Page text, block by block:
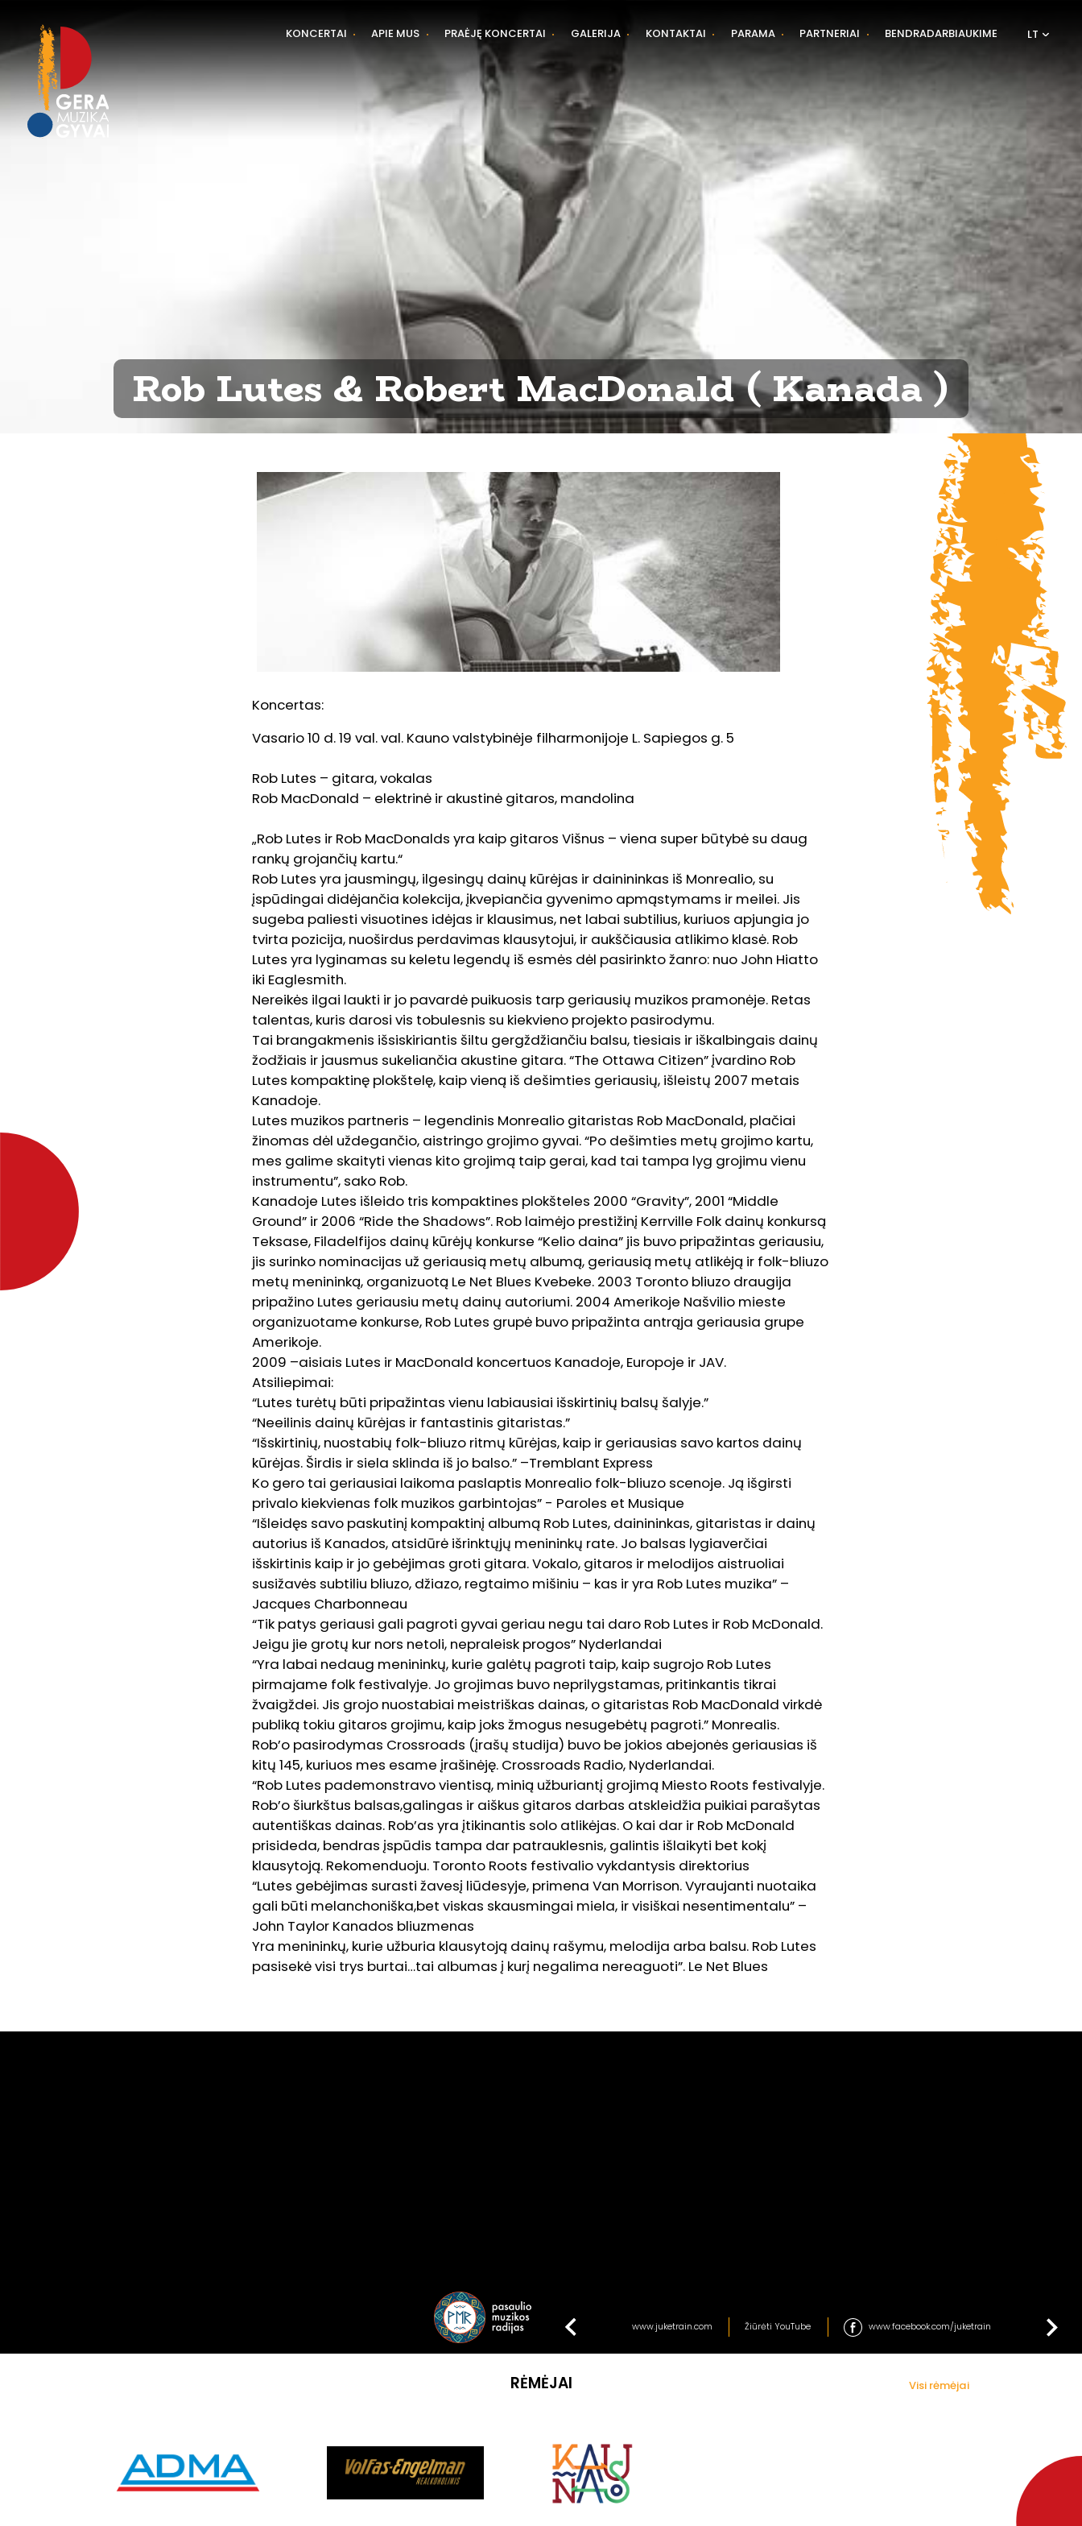
LT
KONCERTAI APIE MUS PRAĖJĘ KONCERTAI GALERIJA KONTAKTAI PARAMA PARTNERIAI BENDRADARBIAUKIME
Rob Lutes & Robert MacDonald ( Kanada )
Koncertas:
Vasario 10 d. 19 val. val. Kauno valstybinėje filharmonijoje L. Sapiegos g. 5
Rob Lutes – gitara, vokalas
Rob MacDonald – elektrinė ir akustinė gitaros, mandolina
„Rob Lutes ir Rob MacDonalds yra kaip gitaros Višnus – viena super būtybė su daug
rankų grojančių kartu.“
Rob Lutes yra jausmingų, ilgesingų dainų kūrėjas ir dainininkas iš Monrealio, su
įspūdingai didėjančia kolekcija, įkvepiančia gyvenimo apmąstymams ir meilei. Jis
sugeba paliesti visuotines idėjas ir klausimus, net labai subtilius, kuriuos apjungia jo
tvirta pozicija, nuoširdus perdavimas klausytojui, ir aukščiausia atlikimo klasė. Rob
Lutes yra lyginamas su keletu legendų iš esmės dėl pasirinkto žanro: nuo John Hiatto
iki Eaglesmith.
Nereikės ilgai laukti ir jo pavardė puikuosis tarp geriausių muzikos pramonėje. Retas
talentas, kuris darosi vis tobulesnis su kiekvieno projekto pasirodymu.
Tai brangakmenis išsiskiriantis šiltu gergždžiančiu balsu, tiesiais ir iškalbingais dainų
žodžiais ir jausmus sukeliančia akustine gitara. “The Ottawa Citizen” įvardino Rob
Lutes kompaktinę plokštelę, kaip vieną iš dešimties geriausių, išleistų 2007 metais
Kanadoje.
Lutes muzikos partneris – legendinis Monrealio gitaristas Rob MacDonald, plačiai
žinomas dėl uždegančio, aistringo grojimo gyvai. “Po dešimties metų grojimo kartu,
mes galime skaityti vienas kito grojimą taip gerai, kad tai tampa lyg grojimu vienu
instrumentu”, sako Rob.
Kanadoje Lutes išleido tris kompaktines plokšteles 2000 “Gravity”, 2001 “Middle
Ground” ir 2006 “Ride the Shadows”. Rob laimėjo prestižinį Kerrville Folk dainų konkursą
Teksase, Filadelfijos dainų kūrėjų konkurse “Kelio daina” jis buvo pripažintas geriausiu,
jis surinko nominacijas už geriausią metų albumą, geriausią metų atlikėją ir folk-bliuzo
metų menininką, organizuotą Le Net Blues Kvebeke. 2003 Toronto bliuzo draugija
pripažino Lutes geriausiu metų dainų autoriumi. 2004 Amerikoje Našvilio mieste
organizuotame konkurse, Rob Lutes grupė buvo pripažinta antrąja geriausia grupe
Amerikoje.
2009 –aisiais Lutes ir MacDonald koncertuos Kanadoje, Europoje ir JAV.
Atsiliepimai:
“Lutes turėtų būti pripažintas vienu labiausiai išskirtinių balsų šalyje.”
“Neeilinis dainų kūrėjas ir fantastinis gitaristas.”
“Išskirtinių, nuostabių folk-bliuzo ritmų kūrėjas, kaip ir geriausias savo kartos dainų
kūrėjas. Širdis ir siela sklinda iš jo balso.” –Tremblant Express
Ko gero tai geriausiai laikoma paslaptis Monrealio folk-bliuzo scenoje. Ją išgirsti
privalo kiekvienas folk muzikos garbintojas” - Paroles et Musique
“Išleidęs savo paskutinį kompaktinį albumą Rob Lutes, dainininkas, gitaristas ir dainų
autorius iš Kanados, atsidūrė išrinktųjų menininkų rate. Jo balsas lygiaverčiai
išskirtinis kaip ir jo gebėjimas groti gitara. Vokalo, gitaros ir melodijos aistruoliai
susižavės subtiliu bliuzo, džiazo, regtaimo mišiniu – kas ir yra Rob Lutes muzika” –
Jacques Charbonneau
“Tik patys geriausi gali pagroti gyvai geriau negu tai daro Rob Lutes ir Rob McDonald.
Jeigu jie grotų kur nors netoli, nepraleisk progos” Nyderlandai
“Yra labai nedaug menininkų, kurie galėtų pagroti taip, kaip sugrojo Rob Lutes
pirmajame folk festivalyje. Jo grojimas buvo neprilygstamas, pritinkantis tikrai
žvaigždei. Jis grojo nuostabiai meistriškas dainas, o gitaristas Rob MacDonald virkdė
publiką tokiu gitaros grojimu, kaip joks žmogus nesugebėtų pagroti.” Monrealis.
Rob’o pasirodymas Crossroads (įrašų studija) buvo be jokios abejonės geriausias iš
kitų 145, kuriuos mes esame įrašinėję. Crossroads Radio, Nyderlandai.
“Rob Lutes pademonstravo vientisą, minią užburiantį grojimą Miesto Roots festivalyje.
Rob’o šiurkštus balsas,galingas ir aiškus gitaros darbas atskleidžia puikiai parašytas
autentiškas dainas. Rob’as yra įtikinantis solo atlikėjas. O kai dar ir Rob McDonald
prisideda, bendras įspūdis tampa dar patrauklesnis, galintis išlaikyti bet kokį
klausytoją. Rekomenduoju. Toronto Roots festivalio vykdantysis direktorius
“Lutes gebėjimas surasti žavesį liūdesyje, primena Van Morrison. Vyraujanti nuotaika
gali būti melanchoniška,bet viskas skausmingai miela, ir visiškai nesentimentalu” –
John Taylor Kanados bliuzmenas
Yra menininkų, kurie užburia klausytoją dainų rašymu, melodija arba balsu. Rob Lutes
pasisekė visi trys burtai…tai albumas į kurį negalima nereaguoti”. Le Net Blues
www.juketrain.com Žiūrėti YouTube www.facebook.com/juketrain
RĖMĖJAI Visi rėmėjai